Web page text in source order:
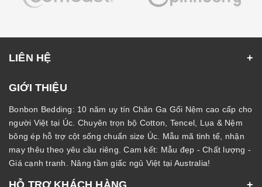
LIÊN HỆ
GIỚI THIỆU
Bonbon Bedding: 10 năm uy tín Chăn Ga Gối Nệm cao cấp cho
người Việt tại Úc. Chuyên trọn bộ Cotton, Tencel, Lụa & Nệm
bông ép hỗ trợ cột sống chuẩn size Úc. Mẫu mã tinh tế, nhận
may thêu theo yêu cầu riêng. Cam kết: Mẫu đẹp - Chất lượng -
Giá cạnh tranh. Nâng tầm giấc ngủ Việt tại Australia!
HỖ TRỢ KHÁCH HÀNG